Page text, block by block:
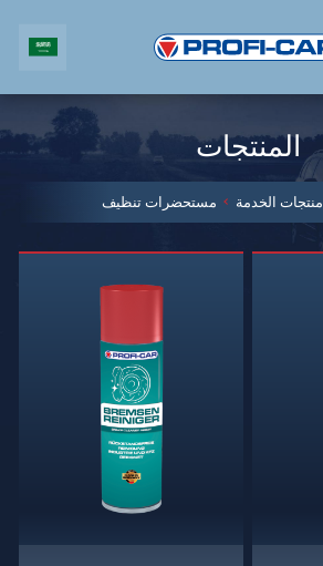
المنتجات
منتجات الخدمة مستحضرات تنظيف